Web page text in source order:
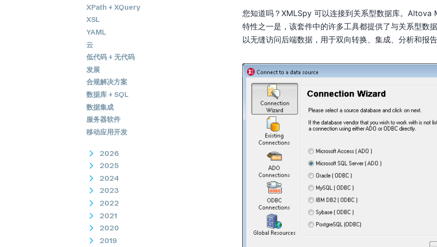
XPath + XQuery
XSL
YAML
云
低代码 + 无代码
发展
合规解决方案
数据库 + SQL
数据集成
服务器软件
移动应用开发
2026
2025
2024
2023
2022
2021
2020
2019
您知道吗？XMLSpy 可以连接到关系型数据库。Altova
特性之一是，该套件中的许多工具都提供了与关系型数
以无缝访问后端数据，用于双向转换、集成、分析和报